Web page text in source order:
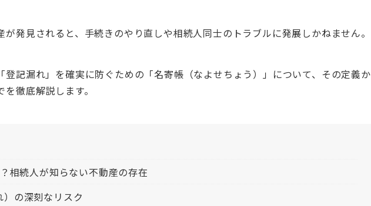
発見されると、手続きのやり直しや相続人同士のトラブルに発展しかねません。
記漏れ」を確実に防ぐための「名寄帳（なよせちょう）」について、その定義か
徹底解説します。
相続人が知らない不動産の存在
の深刻なリスク